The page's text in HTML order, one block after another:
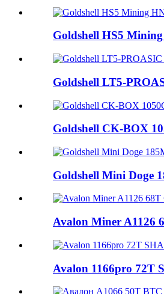
Goldshell HS5
Goldshell LT5-
Goldshell CK-BOX
Goldshell Mini Doge
Avalon Miner A1126
Avalon 1166pro 72T